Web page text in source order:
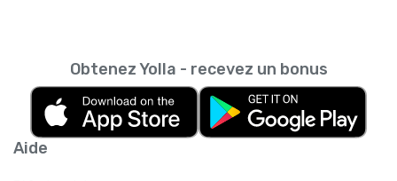
Aide
Obtenez Yolla - recevez un bonus